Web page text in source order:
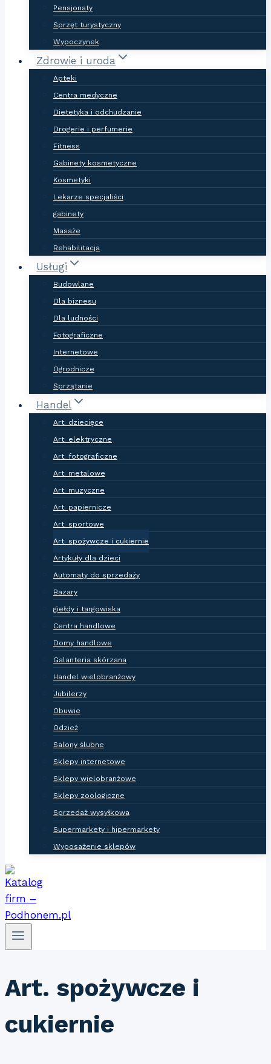
Pensjonaty
Sprzęt turystyczny
Wypoczynek
Zdrowie i uroda
Apteki
Centra medyczne
Dietetyka i odchudzanie
Drogerie i perfumerie
Fitness
Gabinety kosmetyczne
Kosmetyki
Lekarze specjaliści
gabinety
Masaże
Rehabilitacja
Usługi
Budowlane
Dla biznesu
Dla ludności
Fotograficzne
Internetowe
Ogrodnicze
Sprzątanie
Handel
Art. dziecięce
Art. elektryczne
Art. fotograficzne
Art. metalowe
Art. muzyczne
Art. papiernicze
Art. sportowe
Art. spożywcze i cukiernie
Artykuły dla dzieci
Automaty do sprzedaży
Bazary
giełdy i targowiska
Centra handlowe
Domy handlowe
Galanteria skórzana
Handel wielobranżowy
Jubilerzy
Obuwie
Odzież
Salony ślubne
Sklepy internetowe
Sklepy wielobranżowe
Sklepy zoologiczne
Sprzedaż wysyłkowa
Supermarkety i hipermarkety
Wyposażenie sklepów
Art. spożywcze i
cukiernie